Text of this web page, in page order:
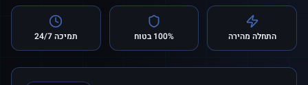
התחלה מהירה 100% בטוח תמיכה 24/7